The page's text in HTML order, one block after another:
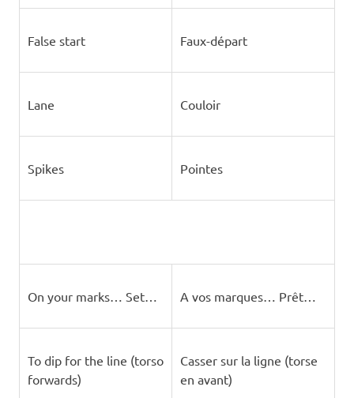
False start Faux-départ
Lane Couloir
Spikes Pointes
On your marks… Set… A vos marques… Prêt…
To dip for the line (torso
forwards)
Casser sur la ligne (torse
en avant)